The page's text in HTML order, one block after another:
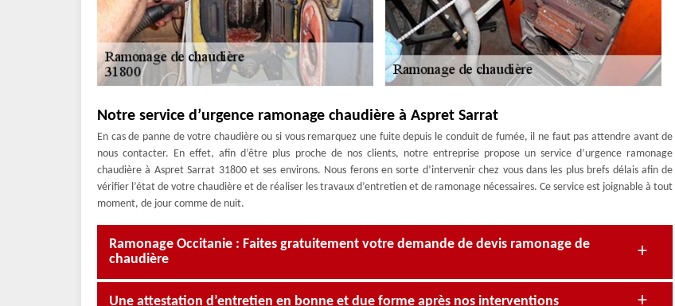
Notre service d’urgence ramonage chaudière à Aspret Sarrat
En cas de panne de votre chaudière ou si vous remarquez une fuite depuis le conduit de fumée, il ne faut pas attendre avant de
nous contacter. En effet, afin d’être plus proche de nos clients, notre entreprise propose un service d’urgence ramonage
chaudière à Aspret Sarrat 31800 et ses environs. Nous ferons en sorte d’intervenir chez vous dans les plus brefs délais afin de
vérifier l’état de votre chaudière et de réaliser les travaux d’entretien et de ramonage nécessaires. Ce service est joignable à tout
moment, de jour comme de nuit.
Ramonage Occitanie : Faites gratuitement votre demande de devis ramonage de
chaudière
Une attestation d’entretien en bonne et due forme après nos interventions